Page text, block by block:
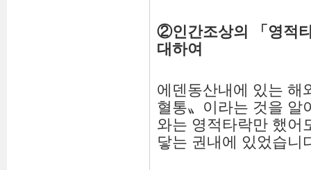
②인간조상의 「 영적
대하여
에덴동산내에 있는 해
혈통〟이라는 것을 알
와는 영적타락만 했어
닿는 권내에 있었습니